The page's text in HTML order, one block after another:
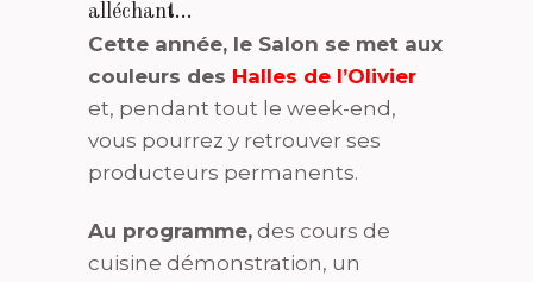
alléchant…
Cette année, le Salon se met aux
couleurs des Halles de l’Olivier
et, pendant tout le week-end,
vous pourrez y retrouver ses
producteurs permanents.
Au programme, des cours de
cuisine démonstration, un